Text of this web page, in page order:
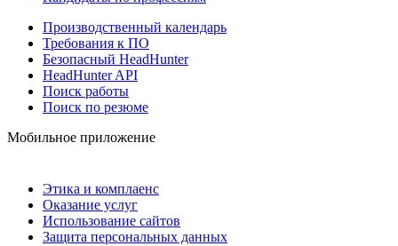
Производственный календарь
Требования к ПО
Безопасный HeadHunter
HeadHunter API
Поиск работы
Поиск по резюме
Мобильное приложение
Этика и комплаенс
Оказание услуг
Использование сайтов
Защита персональных данных